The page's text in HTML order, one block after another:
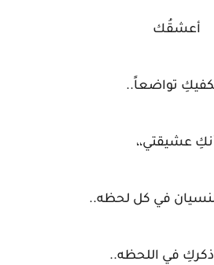
أعشقُك
تواضعاً..
عشيقتي،،
في كل لحظه..
في اللحظه..